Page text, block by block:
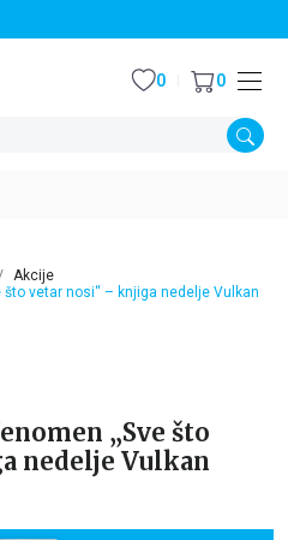
0 0
Akcije
vetar nosi“ – knjiga nedelje Vulkan
„Sve što
nedelje Vulkan